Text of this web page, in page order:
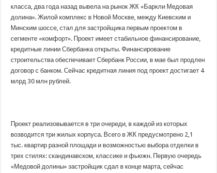
класса, два года назад вывела на рынок ЖК «Баркли Медовая
долина». Жилой комплекс в Новой Москве, между Киевским и
Минским шоссе, стал для застройщика первым проектом в
сегменте «комфорт». Проект имеет стабильное финансирование,
кредитные линии Сбербанка открыты. Финансирование
строительства обеспечивает Сбербанк России, в мае был продлен
договор с банком. Сейчас кредитная линия под проект достигает 4
млрд 30 млн рублей.
Проект реализовывается в три очереди, в каждой из которых
возводится три жилых корпуса. Всего в ЖК предусмотрено 2,1
тыс. квартир разной площади и возможностью выбора отделки в
трех стилях: скандинавском, классике и фьюжн. Первую очередь
«Медовой долины» застройщик сдал в конце марта, сейчас